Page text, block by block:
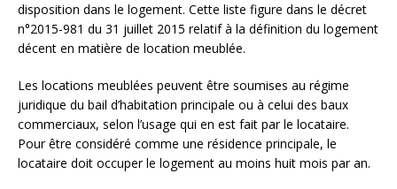
disposition dans le logement. Cette liste figure dans le décret
n°2015-981 du 31 juillet 2015 relatif à la définition du logement
décent en matière de location meublée.
Les locations meublées peuvent être soumises au régime
juridique du bail d’habitation principale ou à celui des baux
commerciaux, selon l’usage qui en est fait par le locataire.
Pour être considéré comme une résidence principale, le
locataire doit occuper le logement au moins huit mois par an.